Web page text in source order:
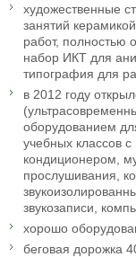
художественные
занятий
работ, полностью
набор ИКТ для
типография для
в 2012 году
оборудованием
учебных классов
кондиционером,
прослушивания,
звукозаписи,
хорошо
беговая дорожка